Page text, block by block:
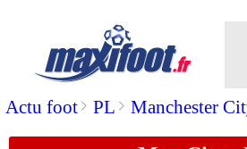
Actu foot> PL > Manchester
Arsenal
10/04 Man City
10/04 OM: Murillo et